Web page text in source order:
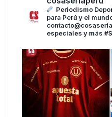
Periodismo
para Perú y el
especiales y más